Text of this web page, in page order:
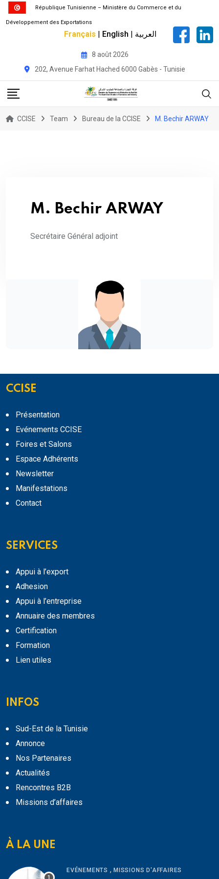
République Tunisienne – Ministère du Commerce et du
Développement des Exportations
Français English
العربية
8 août 2026
202, Avenue Farhat Hached 6000 Gabès - Tunisie
CCISE Team Bureau de la CCISE M. Bechir ARWAY
M. Bechir ARWAY
Secrétaire Général adjoint
CCISE
Présentation
Evénements CCISE
Foires et Salons
Espace Adhérents
Newsletter
Manifestations
Contact
SERVICES
Appui à l’export
Adhesion
Appui à l’entreprise
Annuaire des membres
Certification
Formation
Lien utiles
INFOS
Sud-Est de la Tunisie
Annonce
Nos Partenaires
Actualités
Rencontres B2B
Missions d’affaires
À LA UNE
EVÉNEMENTS , MISSIONS D'AFFAIRES